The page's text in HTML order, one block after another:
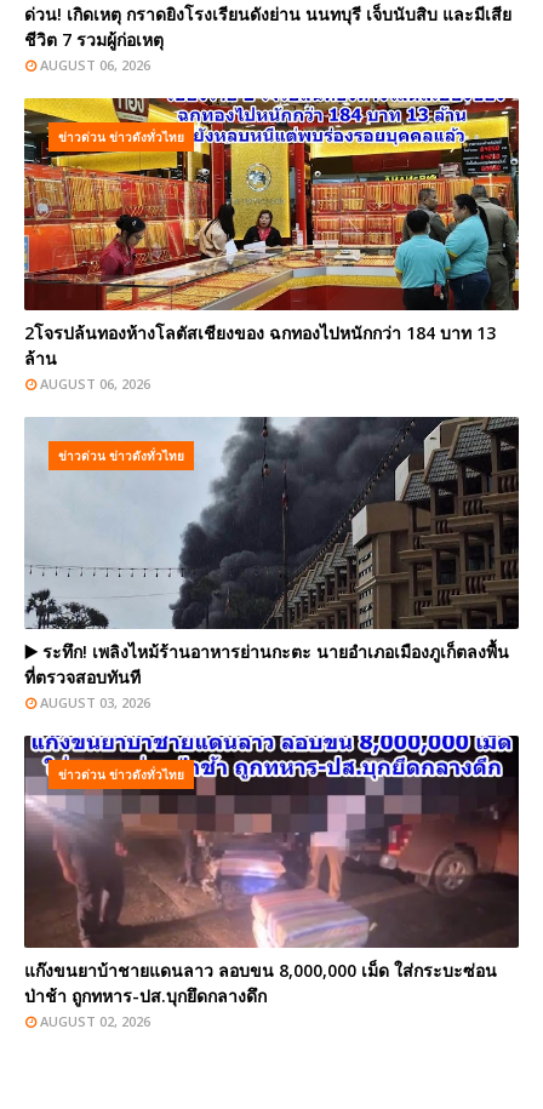
ด่วน! เกิดเหตุ กราดยิงโรงเรียนดังย่าน นนทบุรี เจ็บนับสิบ และมีเสีย
ชีวิต 7 รวมผู้ก่อเหตุ
AUGUST 06, 2026
ข่าวด่วน ข่าวดังทั่วไทย
2โจรปล้นทองห้างโลตัสเชียงของ ฉกทองไปหนักกว่า 184 บาท 13
ล้าน
AUGUST 06, 2026
ข่าวด่วน ข่าวดังทั่วไทย
▶️ ระทึก! เพลิงไหม้ร้านอาหารย่านกะตะ นายอำเภอเมืองภูเก็ตลงพื้น
ที่ตรวจสอบทันที
AUGUST 03, 2026
ข่าวด่วน ข่าวดังทั่วไทย
แก๊งขนยาบ้าชายแดนลาว ลอบขน 8,000,000 เม็ด ใส่กระบะซ่อน
ป่าช้า ถูกทหาร-ปส.บุกยึดกลางดึก
AUGUST 02, 2026